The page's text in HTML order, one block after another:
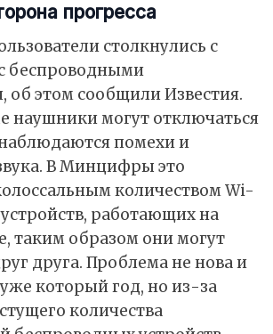
прогресса
столкнулись с
беспроводными
об этом сообщили Известия.
наушники могут отключаться
помехи и
В Минцифры это
количеством Wi-
работающих на
таким образом они могут
друга. Проблема не нова и
который год, но из-за
количества